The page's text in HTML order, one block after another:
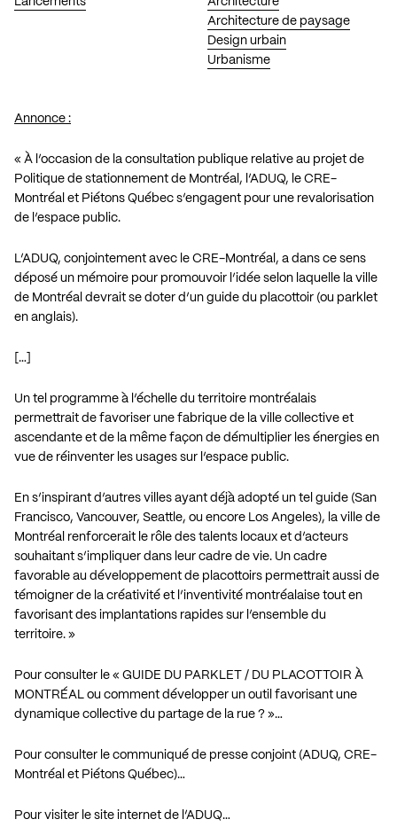
Architecture de paysage
Design urbain
Urbanisme
Annonce :
« À l’occasion de la consultation publique relative au projet de
Politique de stationnement de Montréal, l’ADUQ, le CRE-
Montréal et Piétons Québec s’engagent pour une revalorisation
de l’espace public.
L’ADUQ, conjointement avec le CRE-Montréal, a dans ce sens
déposé un mémoire pour promouvoir l’idée selon laquelle la ville
de Montréal devrait se doter d’un guide du placottoir (ou parklet
en anglais).
[…]
Un tel programme à l’échelle du territoire montréalais
permettrait de favoriser une fabrique de la ville collective et
ascendante et de la même façon de démultiplier les énergies en
vue de réinventer les usages sur l’espace public.
En s’inspirant d’autres villes ayant déjà adopté un tel guide (San
Francisco, Vancouver, Seattle, ou encore Los Angeles), la ville de
Montréal renforcerait le rôle des talents locaux et d’acteurs
souhaitant s’impliquer dans leur cadre de vie. Un cadre
favorable au développement de placottoirs permettrait aussi de
témoigner de la créativité et l’inventivité montréalaise tout en
favorisant des implantations rapides sur l’ensemble du
territoire. »
Pour consulter le « GUIDE DU PARKLET / DU PLACOTTOIR À
MONTRÉAL ou comment développer un outil favorisant une
dynamique collective du partage de la rue ? »…
Pour consulter le communiqué de presse conjoint (ADUQ, CRE-
Montréal et Piétons Québec)…
Pour visiter le site internet de l’ADUQ…